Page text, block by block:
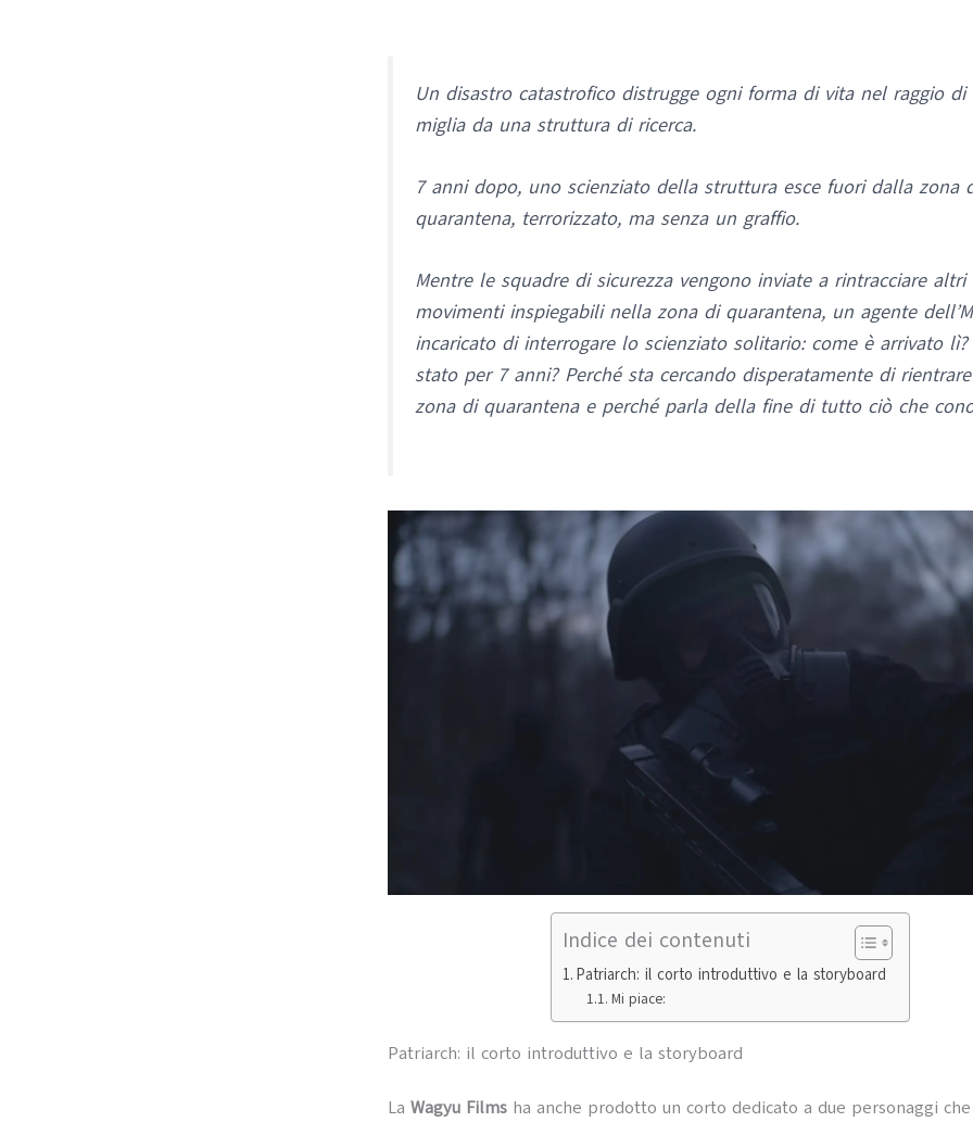
Un disastro catastrofico distrugge ogni forma di vita nel raggio di
miglia da una struttura di ricerca.
7 anni dopo, uno scienziato della struttura esce fuori dalla zona
quarantena, terrorizzato, ma senza un graffio.
Mentre le squadre di sicurezza vengono inviate a rintracciare altri
movimenti inspiegabili nella zona di quarantena, un agente
incaricato di interrogare lo scienziato solitario: come è arrivato lì?
stato per 7 anni? Perché sta cercando disperatamente di
zona di quarantena e perché parla della fine di tutto ciò che
Indice dei contenuti
Patriarch: il corto introduttivo e la storyboard
Mi piace:
Patriarch: il corto introduttivo e la storyboard
La Wagyu Films ha anche prodotto un corto dedicato a due personaggi